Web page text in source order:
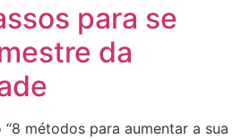
para se
da
métodos para aumentar a sua